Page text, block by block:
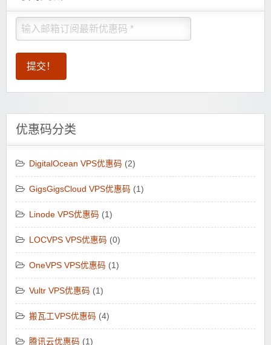
优惠码分类
DigitalOcean VPS优惠码 (2)
GigsGigsCloud VPS优惠码 (1)
Linode VPS优惠码 (1)
LOCVPS VPS优惠码 (0)
OneVPS VPS优惠码 (1)
Vultr VPS优惠码 (1)
搬瓦工VPS优惠码 (4)
腾讯云优惠码 (1)